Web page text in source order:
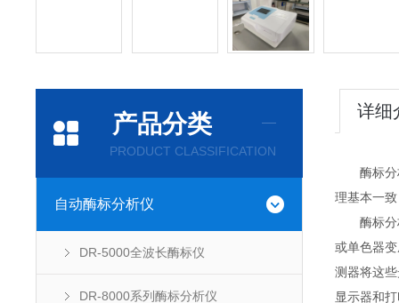
产品分类
PRODUCT CLASSIFICATION
自动酶标分析仪
DR-5000全波长酶标仪
DR-8000系列酶标分析仪
详细
酶标分析
理基本一
酶标分析
或单色器
测器将这
显示器和